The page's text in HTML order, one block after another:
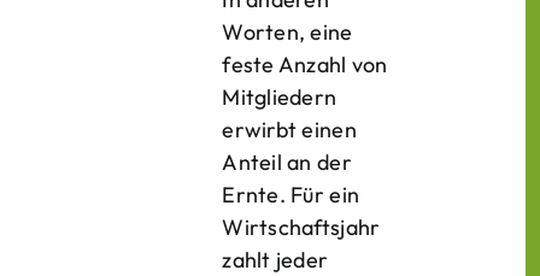
Worten, eine
feste Anzahl von
Mitgliedern
erwirbt einen
Anteil an der
Ernte. Für ein
Wirtschaftsjahr
zahlt jeder